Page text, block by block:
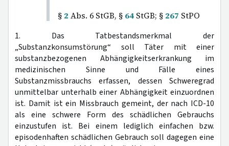
§ 2 Abs. 6 StGB, § 64 StGB; § 267 StPO
1. Das Tatbestandsmerkmal der
„Substanzkonsumstörung“ soll Täter mit einer
substanzbezogenen Abhängigkeitserkrankung im
medizinischen Sinne und Fälle eines
Substanzmissbrauchs erfassen, dessen Schweregrad
unmittelbar unterhalb einer Abhängigkeit einzuordnen
ist. Damit ist ein Missbrauch gemeint, der nach ICD-10
als eine schwere Form des schädlichen Gebrauchs
einzustufen ist. Bei einem lediglich einfachen bzw.
episodenhaften schädlichen Gebrauch soll dagegen eine